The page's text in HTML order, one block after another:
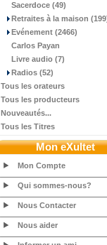
Sacerdoce (49)
Retraites à la maison
Evénement (2466)
Carlos Payan
Livre audio (7)
Radios (52)
Tous les orateurs
Tous les producteurs
Nouveautés...
Tous les Titres
Mon eXultet
Mon Compte
Qui sommes-nous?
Nous Contacter
Nous aider